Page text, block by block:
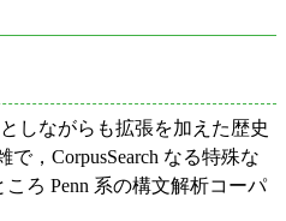
しながらも拡張を加えた歴史
，CorpusSearch なる特殊な
ろ Penn 系の構文解析コーパ